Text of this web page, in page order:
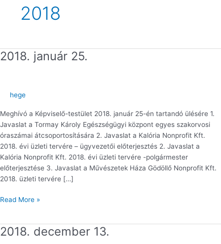
2018
2018. január 25.
hege
Meghívó a Képviselő-testület 2018. január 25-én tartandó ülésére 1.
Javaslat a Tormay Károly Egészségügyi központ egyes szakorvosi
óraszámai átcsoportosítására 2. Javaslat a Kalória Nonprofit Kft.
2018. évi üzleti tervére – ügyvezetői előterjesztés 2. Javaslat a
Kalória Nonprofit Kft. 2018. évi üzleti tervére -polgármester
előterjesztése 3. Javaslat a Művészetek Háza Gödöllő Nonprofit Kft.
2018. üzleti tervére […]
2018.
Read More »
2018. december 13.
2018.